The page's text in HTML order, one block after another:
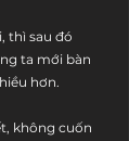
thì sau đó
ta mới bàn
hơn.
không cuốn